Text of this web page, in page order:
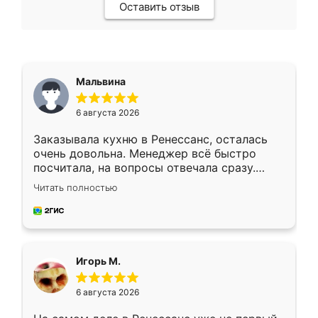
Оставить отзыв
Мальвина
6 августа 2026
Заказывала кухню в Ренессанс, осталась
очень довольна. Менеджер всё быстро
посчитала, на вопросы отвечала сразу.
Замерщик приехал в субботу, подошёл к
делу со всей ответственностью. Собрали
за день, ребята работали аккуратно, даже
Читать полностью
Игорь М.
6 августа 2026